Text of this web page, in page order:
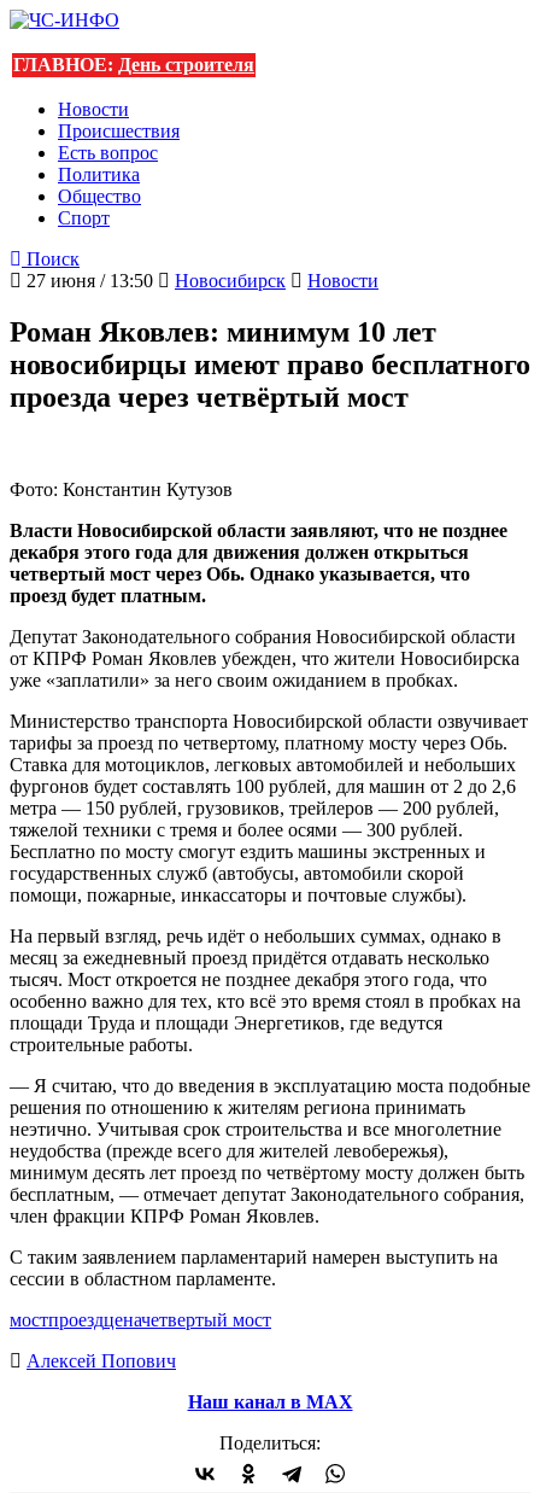
ГЛАВНОЕ: День строителя
Новости
Происшествия
Есть вопрос
Политика
Общество
Спорт
Поиск
27 июня / 13:50
Новосибирск Новости
Роман Яковлев: минимум 10 лет
новосибирцы имеют право бесплатного
проезда через четвёртый мост
Фото: Константин Кутузов
Власти Новосибирской области заявляют, что не позднее
декабря этого года для движения должен открыться
четвертый мост через Обь. Однако указывается, что
проезд будет платным.
Депутат Законодательного собрания Новосибирской области
от КПРФ Роман Яковлев убежден, что жители Новосибирска
уже «заплатили» за него своим ожиданием в пробках.
Министерство транспорта Новосибирской области озвучивает
тарифы за проезд по четвертому, платному мосту через Обь.
Ставка для мотоциклов, легковых автомобилей и небольших
фургонов будет составлять 100 рублей, для машин от 2 до 2,6
метра — 150 рублей, грузовиков, трейлеров — 200 рублей,
тяжелой техники с тремя и более осями — 300 рублей.
Бесплатно по мосту смогут ездить машины экстренных и
государственных служб (автобусы, автомобили скорой
помощи, пожарные, инкассаторы и почтовые службы).
На первый взгляд, речь идёт о небольших суммах, однако в
месяц за ежедневный проезд придётся отдавать несколько
тысяч. Мост откроется не позднее декабря этого года, что
особенно важно для тех, кто всё это время стоял в пробках на
площади Труда и площади Энергетиков, где ведутся
строительные работы.
— Я считаю, что до введения в эксплуатацию моста подобные
решения по отношению к жителям региона принимать
неэтично. Учитывая срок строительства и все многолетние
неудобства (прежде всего для жителей левобережья),
минимум десять лет проезд по четвёртому мосту должен быть
бесплатным, — отмечает депутат Законодательного собрания,
член фракции КПРФ Роман Яковлев.
С таким заявлением парламентарий намерен выступить на
сессии в областном парламенте.
мостпроездценачетвертый мост
Алексей Попович
Наш канал в МАХ
Поделиться: